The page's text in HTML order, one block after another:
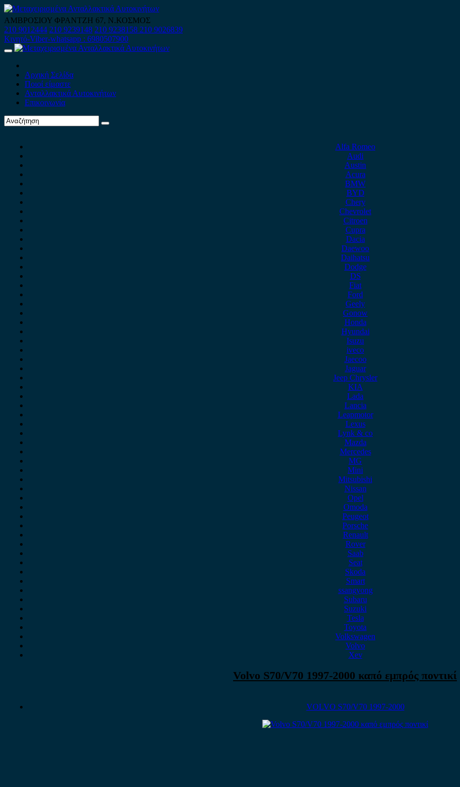
Skip
to
content
ΑΜΒΡΟΣΙΟΥ ΦΡΑΝΤΖΗ 67, Ν.ΚΟΣΜΟΣ
210 9012444 210 9239148 210 9238158 210 9026839
Κινητό-Viber-whatsapp : 6980507900
Primary
Αρχική Σελίδα
Ποιοί είμαστε
Ανταλλακτικά Αυτοκινήτων
Επικοινωνία
Alfa Romeo
Audi
Austin
Acura
BMW
BYD
Chery
Chevrolet
Citroen
Cupra
Dacia
Daewoo
Daihatsu
Dodge
DS
Fiat
Ford
Geely
Gonow
Honda
Hyundai
Isuzu
iveco
Jaecoo
Jaguar
Jeep Chrysler
KIA
Lada
Lancia
Leapmotor
Lexus
Lynk & co
Mazda
Mercedes
MG
Mini
Mitsubishi
Nissan
Opel
Omoda
Peugeot
Porsche
Renault
Rover
Saab
Seat
Skoda
Smart
ssangyong
Subaru
Suzuki
Tesla
Toyota
Volkswagen
Volvo
Xev
Volvo S70/V70 1997-2000 καπό εμπρός ποντικί
VOLVO S70/V70 1997-2000